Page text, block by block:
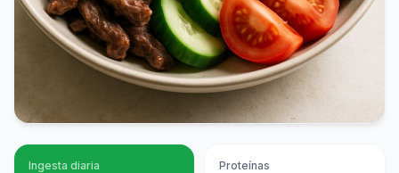
Ingesta diaria Proteínas